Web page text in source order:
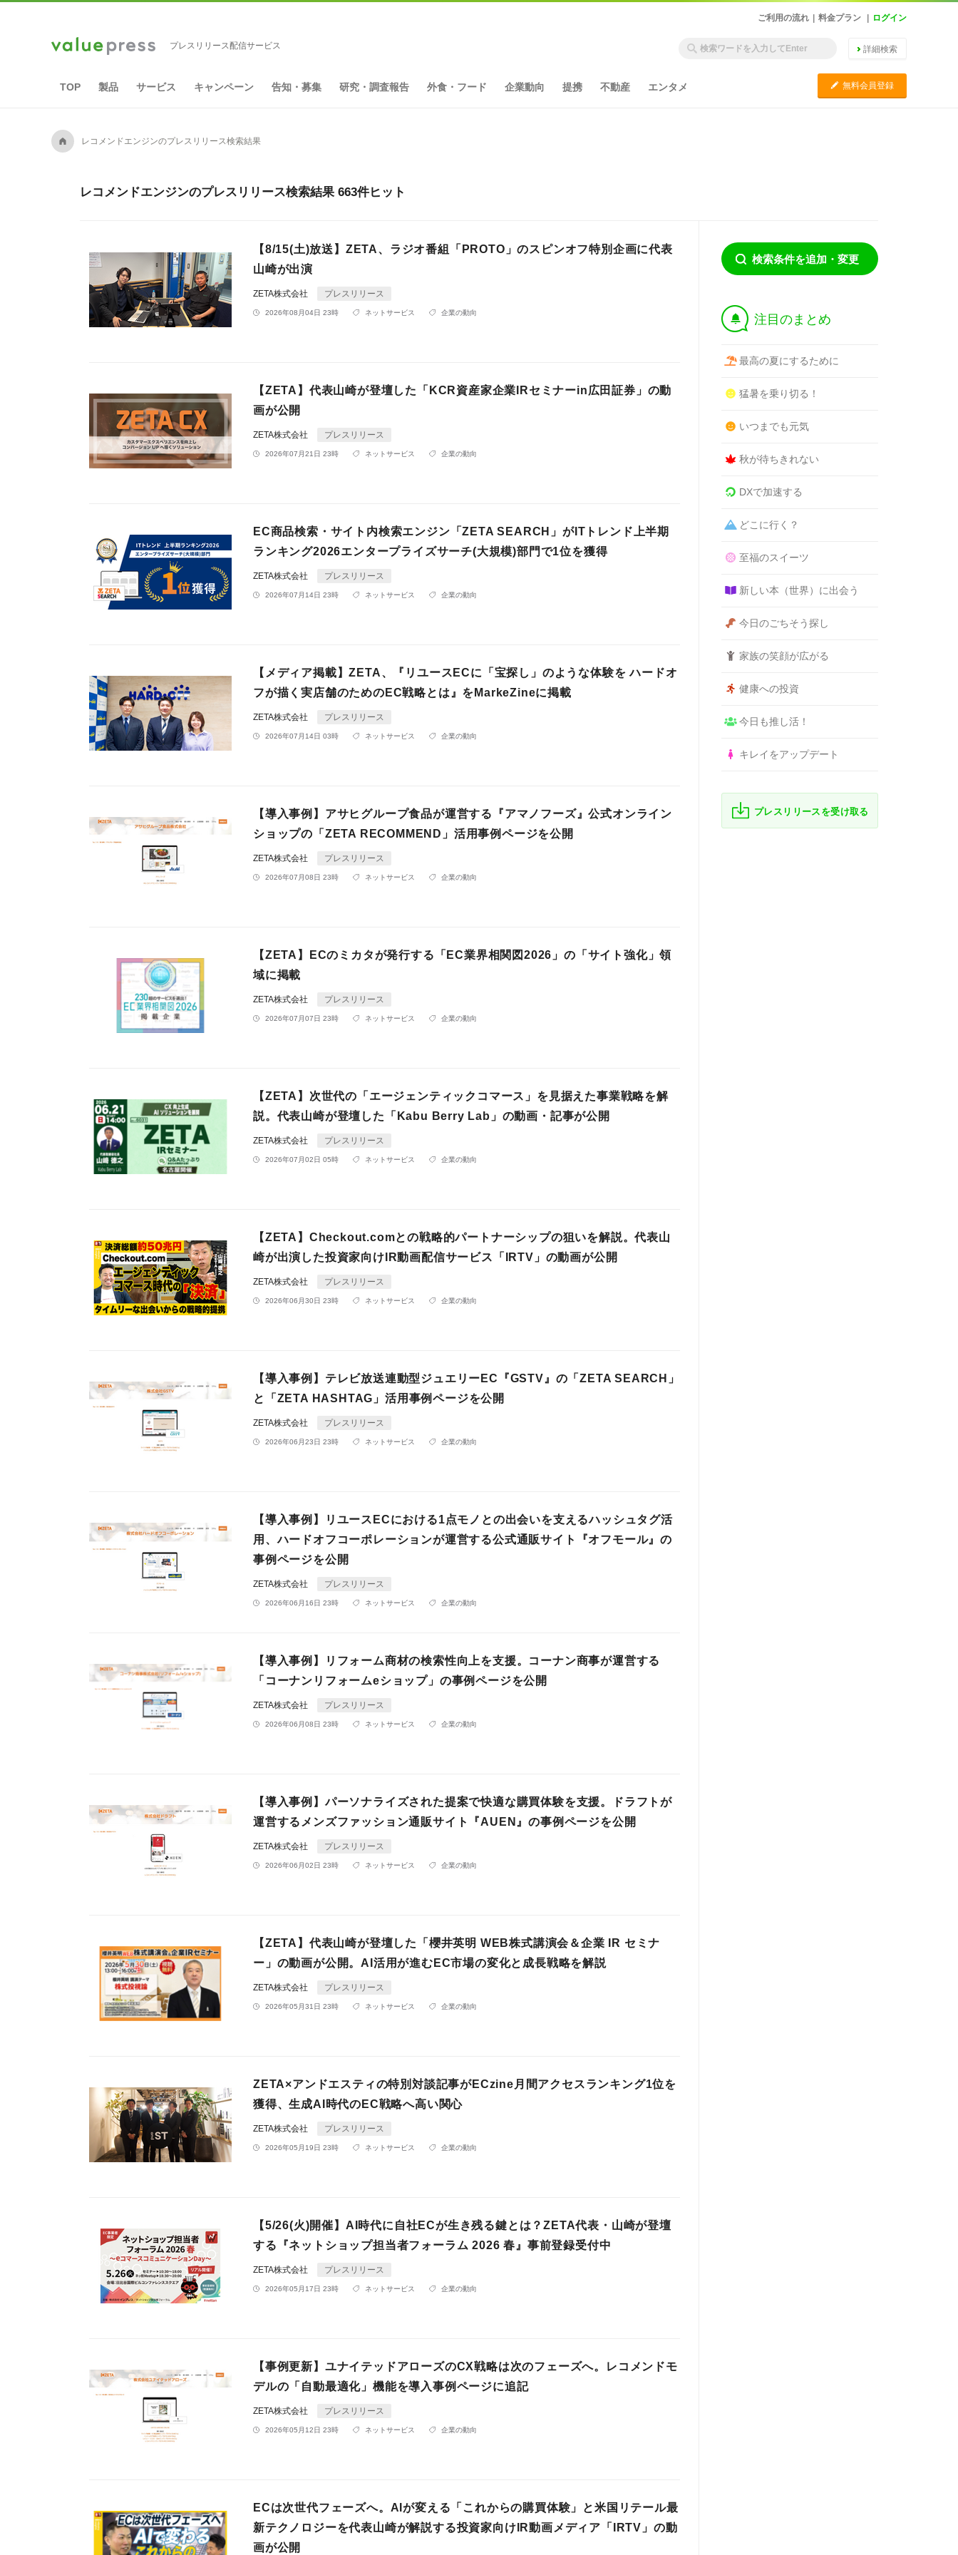
ご利用の流れ 料金プラン ログイン
プレスリリース配信サービス 詳細検索
TOP 製品 サービス キャンペーン 告知・募集 研究・調査報告 外食・フード 企業動向 提携 不動産 エンタメ C 無料会員登録
A レコメンドエンジンのプレスリリース検索結果
レコメンドエンジンのプレスリリース検索結果 663件ヒット
【8/15(土)放送】ZETA、ラジオ番組「PROTO」のスピンオフ特別企画に代表
山崎が出演
ZETA株式会社 プレスリリース
2026年08月04日 23時 ネットサービス 企業の動向
【ZETA】代表山崎が登壇した「KCR資産家企業IRセミナーin広田証券」の動
画が公開
ZETA株式会社 プレスリリース
2026年07月21日 23時 ネットサービス 企業の動向
EC商品検索・サイト内検索エンジン「ZETA SEARCH」がITトレンド上半期
ランキング2026エンタープライズサーチ(大規模)部門で1位を獲得
ZETA株式会社 プレスリリース
2026年07月14日 23時 ネットサービス 企業の動向
【メディア掲載】ZETA、『リユースECに「宝探し」のような体験を ハードオ
フが描く実店舗のためのEC戦略とは』をMarkeZineに掲載
ZETA株式会社 プレスリリース
2026年07月14日 03時 ネットサービス 企業の動向
【導入事例】アサヒグループ食品が運営する『アマノフーズ』公式オンライン
ショップの「ZETA RECOMMEND」活用事例ページを公開
ZETA株式会社 プレスリリース
2026年07月08日 23時 ネットサービス 企業の動向
【ZETA】ECのミカタが発行する「EC業界相関図2026」の「サイト強化」領
域に掲載
ZETA株式会社 プレスリリース
2026年07月07日 23時 ネットサービス 企業の動向
【ZETA】次世代の「エージェンティックコマース」を見据えた事業戦略を解
説。代表山崎が登壇した「Kabu Berry Lab」の動画・記事が公開
ZETA株式会社 プレスリリース
2026年07月02日 05時 ネットサービス 企業の動向
【ZETA】Checkout.comとの戦略的パートナーシップの狙いを解説。代表山
崎が出演した投資家向けIR動画配信サービス「IRTV」の動画が公開
ZETA株式会社 プレスリリース
2026年06月30日 23時 ネットサービス 企業の動向
【導入事例】テレビ放送連動型ジュエリーEC『GSTV』の「ZETA SEARCH」
と「ZETA HASHTAG」活用事例ページを公開
ZETA株式会社 プレスリリース
2026年06月23日 23時 ネットサービス 企業の動向
【導入事例】リユースECにおける1点モノとの出会いを支えるハッシュタグ活
用、ハードオフコーポレーションが運営する公式通販サイト『オフモール』の
事例ページを公開
ZETA株式会社 プレスリリース
2026年06月16日 23時 ネットサービス 企業の動向
【導入事例】リフォーム商材の検索性向上を支援。コーナン商事が運営する
「コーナンリフォームeショップ」の事例ページを公開
ZETA株式会社 プレスリリース
2026年06月08日 23時 ネットサービス 企業の動向
【導入事例】パーソナライズされた提案で快適な購買体験を支援。ドラフトが
運営するメンズファッション通販サイト『AUEN』の事例ページを公開
ZETA株式会社 プレスリリース
2026年06月02日 23時 ネットサービス 企業の動向
【ZETA】代表山崎が登壇した「櫻井英明 WEB株式講演会＆企業 IR セミナ
ー」の動画が公開。AI活用が進むEC市場の変化と成長戦略を解説
ZETA株式会社 プレスリリース
2026年05月31日 23時 ネットサービス 企業の動向
ZETA×アンドエスティの特別対談記事がECzine月間アクセスランキング1位を
獲得、生成AI時代のEC戦略へ高い関心
ZETA株式会社 プレスリリース
2026年05月19日 23時 ネットサービス 企業の動向
【5/26(火)開催】AI時代に自社ECが生き残る鍵とは？ZETA代表・山崎が登壇
する『ネットショップ担当者フォーラム 2026 春』事前登録受付中
ZETA株式会社 プレスリリース
2026年05月17日 23時 ネットサービス 企業の動向
【事例更新】ユナイテッドアローズのCX戦略は次のフェーズへ。レコメンドモ
デルの「自動最適化」機能を導入事例ページに追記
ZETA株式会社 プレスリリース
2026年05月12日 23時 ネットサービス 企業の動向
ECは次世代フェーズへ。AIが変える「これからの購買体験」と米国リテール最
新テクノロジーを代表山崎が解説する投資家向けIR動画メディア「IRTV」の動
画が公開
検索条件を追加・変更
† 注目のまとめ
最高の夏にするために
猛暑を乗り切る！
いつまでも元気
秋が待ちきれない
DXで加速する
どこに行く？
至福のスイーツ
新しい本（世界）に出会う
今日のごちそう探し
家族の笑顔が広がる
健康への投資
今日も推し活！
キレイをアップデート
プレスリリースを受け取る